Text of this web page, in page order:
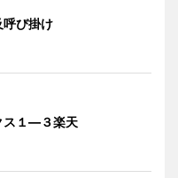
呼び掛け
ス１―３楽天